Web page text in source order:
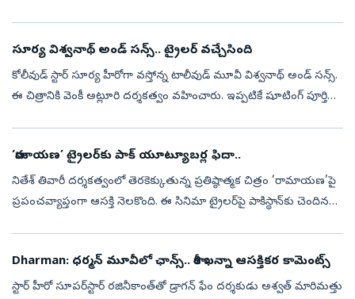
సూర్య విశ్వనాథ్ అండ్ సన్స్.. ట్రైలర్ వచ్చేసింది
కోలీవుడ్ స్టార్ సూర్య హీరోగా వస్తోన్న టాలీవుడ్ మూవీ విశ్వనాథ్ అండ్ సన్స్.
ఈ చిత్రానికి వెంకీ అట్లూరి దర్శకత్వం వహించారు. ఇప్పటికే షూటింగ్ పూర్తి
‘రామాయణ’ ట్రైలర్‌కు పాక్‌ యూట్యూబర్ల ఫిదా..
నితేశ్‌ తివారీ దర్శకత్వంలో తెరకెక్కుతున్న ప్రతిష్ఠాత్మక చిత్రం ‘రామాయణ’పై
ప్రపంచవ్యాప్తంగా ఆసక్తి నెలకొంది. ఈ సినిమా ట్రైలర్‌పై పాకిస్థాన్‌కు చెందిన
Dharman: ధర్మన్‌ మూవీలో ఛాన్స్.. రాశీ ఖన్నా ఆసక్తికర కామెంట్స్
స్టార్‌ హీరో సూపర్‌స్టార్‌ రజినీకాంత్‌తో డ్రాగన్‌ ఫేం దర్శకుడు అశ్వత్‌ మారిమత్తు